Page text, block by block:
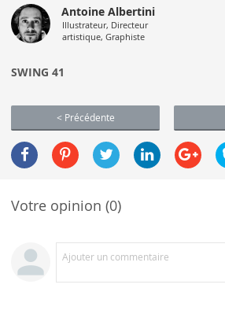
Antoine Albertini
Illustrateur, Directeur
artistique, Graphiste
SWING 41
< Précédente
Votre opinion (0)
Ajouter un commentaire